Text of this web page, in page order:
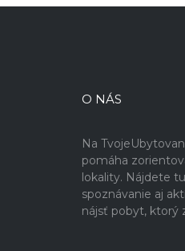
O NÁS
Na
pomáha
lokality. Nájdete
spoznávanie aj
nájsť pobyt, ktorý